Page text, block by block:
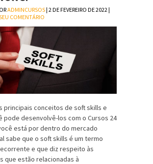
ADMINCURSOS| 2 DE FEVEREIRO DE 2022 |
COMENTÁRIO
principais conceitos de soft skills e
pode desenvolvê-los com o Cursos 24
está por dentro do mercado
sabe que o soft skills é um termo
e que diz respeito às
que estão relacionadas à